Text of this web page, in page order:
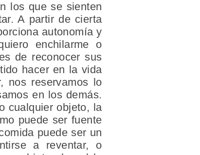
los que se sienten
A partir de cierta
autonomía y
enchilarme o
de reconocer sus
hacer en la vida
nos reservamos lo
en los demás.
cualquier objeto, la
puede ser fuente
puede ser un
a reventar, o